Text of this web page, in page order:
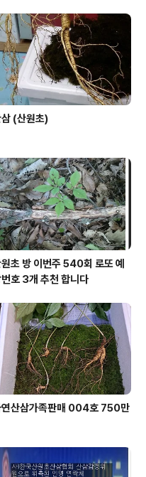
(산원초)
초 방 이번주 540회 로또 예
호 3개 추천 합니다
연산삼가족판매 004호 750만